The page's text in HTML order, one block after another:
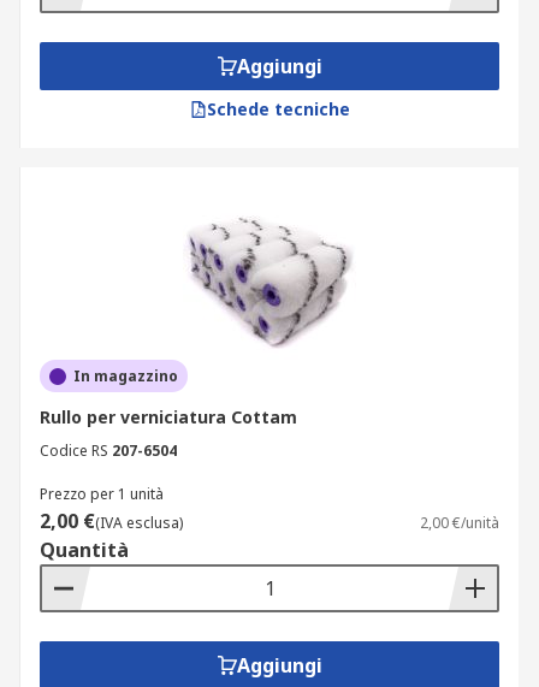
Aggiungi
Schede tecniche
In magazzino
Rullo per verniciatura Cottam
Codice RS 207-6504
Prezzo per 1 unità
2,00 €(IVA esclusa) 2,00 €/unità
Quantità
Aggiungi